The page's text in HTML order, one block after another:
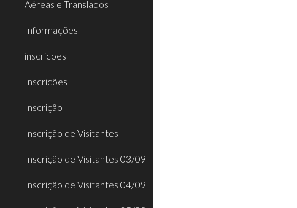
Aéreas e Translados
Informações
inscricoes
Inscricões
Inscrição
Inscrição de Visitantes
Inscrição de Visitantes 03/09
Inscrição de Visitantes 04/09